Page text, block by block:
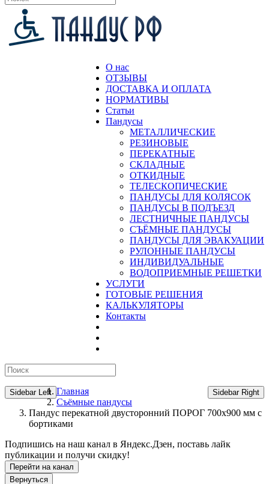
О нас
ОТЗЫВЫ
ДОСТАВКА И ОПЛАТА
НОРМАТИВЫ
Статьи
Пандусы
МЕТАЛЛИЧЕСКИЕ
РЕЗИНОВЫЕ
ПЕРЕКАТНЫЕ
СКЛАДНЫЕ
ОТКИДНЫЕ
ТЕЛЕСКОПИЧЕСКИЕ
ПАНДУСЫ ДЛЯ КОЛЯСОК
ПАНДУСЫ В ПОДЪЕЗД
ЛЕСТНИЧНЫЕ ПАНДУСЫ
CЪЁМНЫЕ ПАНДУСЫ
ПАНДУСЫ ДЛЯ ЭВАКУАЦИИ
РУЛОННЫЕ ПАНДУСЫ
ИНДИВИДУАЛЬНЫЕ
ВОДОПРИЕМНЫЕ РЕШЕТКИ
УСЛУГИ
ГОТОВЫЕ РЕШЕНИЯ
КАЛЬКУЛЯТОРЫ
Контакты
Sidebar Left Sidebar Right
Главная
Съёмные пандусы
Пандус перекатной двусторонний ПОРОГ 700х900 мм с
бортиками
Подпишись на наш канал в Яндекс.Дзен, поставь лайк
публикации и получи скидку!